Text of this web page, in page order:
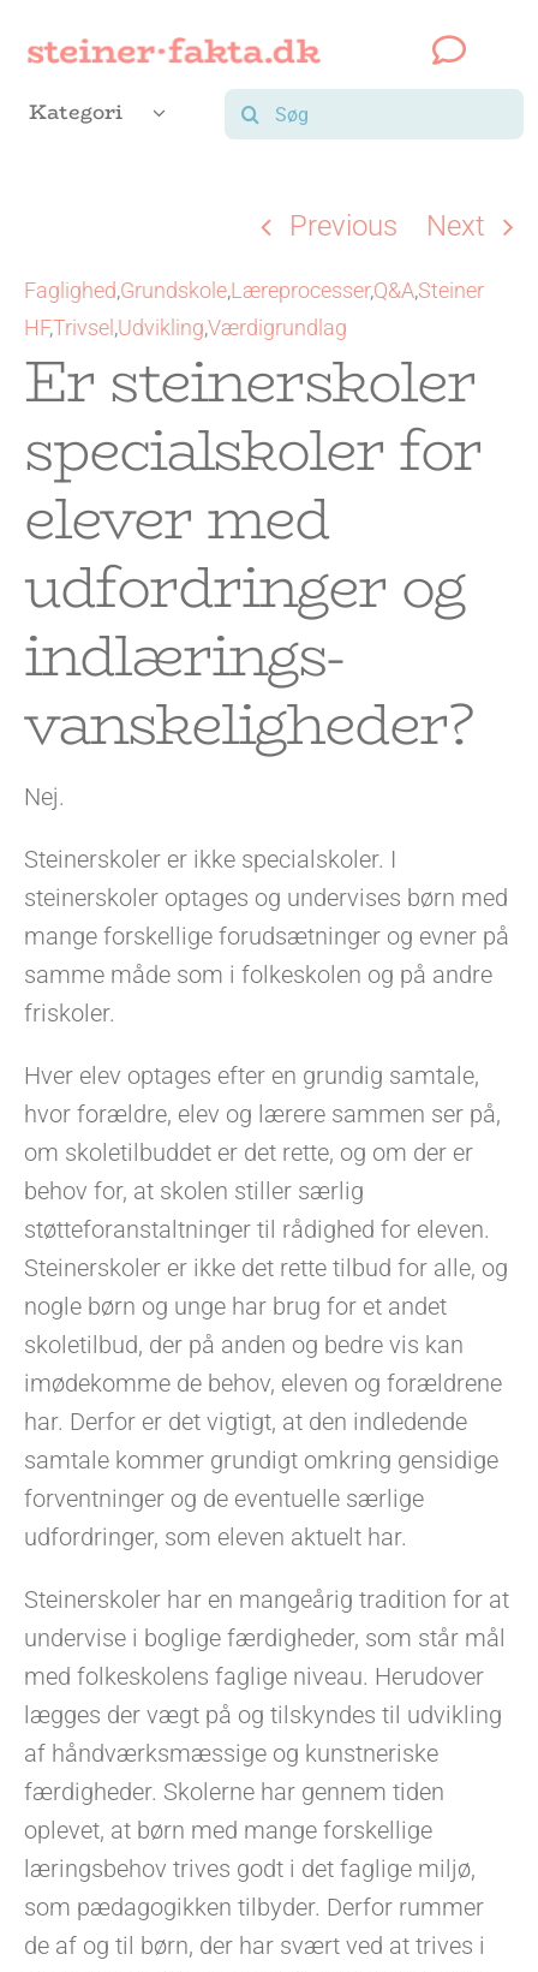
Kategori
Søg
efter:
Previous Next
Faglighed,Grundskole,Læreprocesser,Q&A,Steiner
HF,Trivsel,Udvikling,Værdigrundlag
Er steinerskoler
specialskoler for
elever med
udfordringer og
indlærings-
vanskeligheder?
Nej.
Steinerskoler er ikke specialskoler. I
steinerskoler optages og undervises børn med
mange forskellige forudsætninger og evner på
samme måde som i folkeskolen og på andre
friskoler.
Hver elev optages efter en grundig samtale,
hvor forældre, elev og lærere sammen ser på,
om skoletilbuddet er det rette, og om der er
behov for, at skolen stiller særlig
støtteforanstaltninger til rådighed for eleven.
Steinerskoler er ikke det rette tilbud for alle, og
nogle børn og unge har brug for et andet
skoletilbud, der på anden og bedre vis kan
imødekomme de behov, eleven og forældrene
har. Derfor er det vigtigt, at den indledende
samtale kommer grundigt omkring gensidige
forventninger og de eventuelle særlige
udfordringer, som eleven aktuelt har.
Steinerskoler har en mangeårig tradition for at
undervise i boglige færdigheder, som står mål
med folkeskolens faglige niveau. Herudover
lægges der vægt på og tilskyndes til udvikling
af håndværksmæssige og kunstneriske
færdigheder. Skolerne har gennem tiden
oplevet, at børn med mange forskellige
læringsbehov trives godt i det faglige miljø,
som pædagogikken tilbyder. Derfor rummer
de af og til børn, der har svært ved at trives i